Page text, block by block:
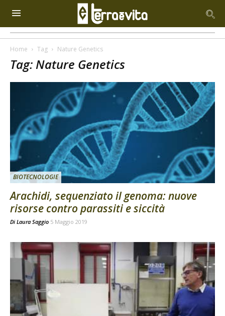
Home Tag Nature Genetics
Tag: Nature Genetics
BIOTECNOLOGIE
Arachidi, sequenziato il genoma: nuove
risorse contro parassiti e siccità
Di Laura Saggio 5 Maggio 2019